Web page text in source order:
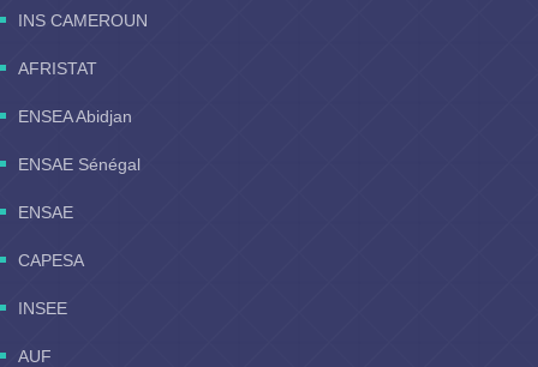
INS CAMEROUN
AFRISTAT
ENSEA Abidjan
ENSAE Sénégal
ENSAE
CAPESA
INSEE
AUF